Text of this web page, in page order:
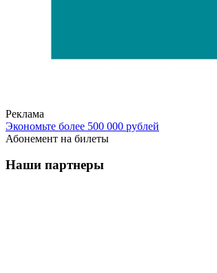
Реклама
Экономьте более 500 000 рублей
Абонемент на билеты
Наши партнеры